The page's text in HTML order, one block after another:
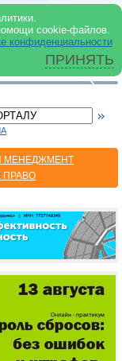
cookie-файлов.
конфиденциальности
ПРИНЯТЬ
МЕНЕДЖМЕНТ
ПРАВО